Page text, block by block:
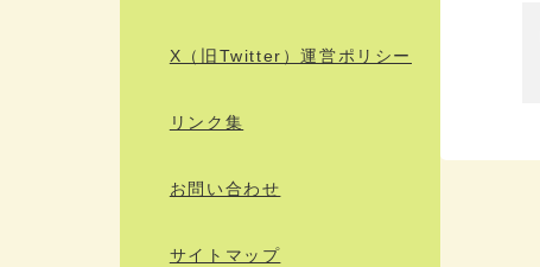
X（旧Twitter）運営ポリシー
リンク集
お問い合わせ
サイトマップ